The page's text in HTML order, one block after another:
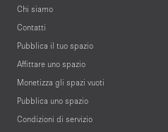
Chi siamo
Contatti
Pubblica il tuo spazio
Affittare uno spazio
Monetizza gli spazi vuoti
Pubblica uno spazio
Condizioni di servizio